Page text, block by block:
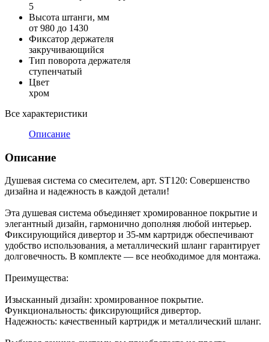
5
Высота штанги, мм
от 980 до 1430
Фиксатор держателя
закручивающийся
Тип поворота держателя
ступенчатый
Цвет
хром
Все характеристики
Описание
Описание
Душевая система со смесителем, арт. ST120: Совершенство
дизайна и надежность в каждой детали!
Эта душевая система объединяет хромированное покрытие и
элегантный дизайн, гармонично дополняя любой интерьер.
Фиксирующийся дивертор и 35-мм картридж обеспечивают
удобство использования, а металлический шланг гарантирует
долговечность. В комплекте — все необходимое для монтажа.
Преимущества:
Изысканный дизайн: хромированное покрытие.
Функциональность: фиксирующийся дивертор.
Надежность: качественный картридж и металлический шланг.